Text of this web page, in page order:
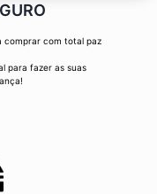
comprar com total paz
para fazer as suas